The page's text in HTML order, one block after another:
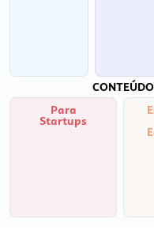
Para
Startups